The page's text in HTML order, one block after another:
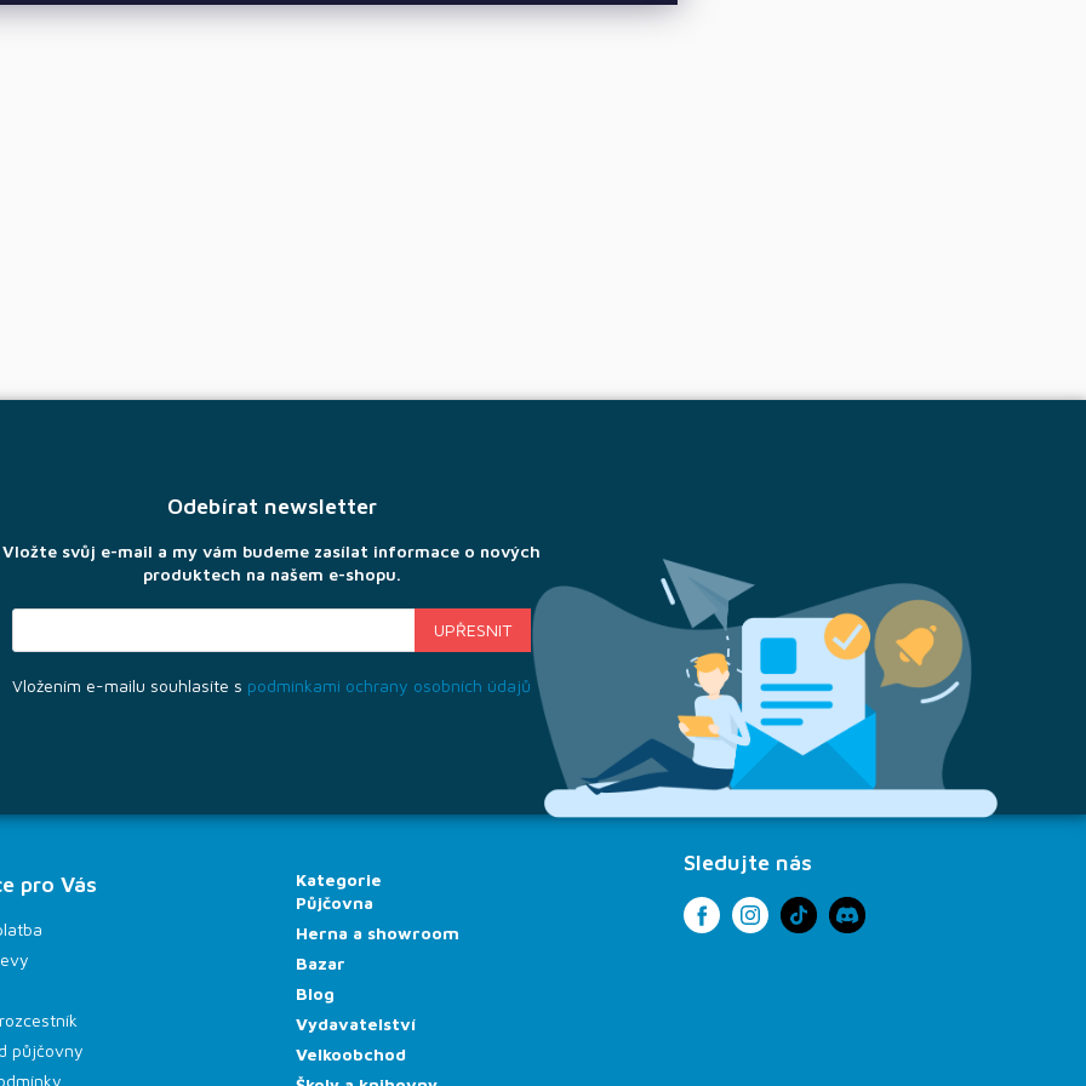
Odebírat newsletter
Vložte svůj e-mail a my vám budeme zasílat informace o nových
produktech na našem e-shopu.
Vložením e-mailu souhlasíte s podmínkami ochrany osobních údajů
pro Vás
půjčovny
Kategorie
Půjčovna
Herna a showroom
Bazar
Blog
Vydavatelství
Velkoobchod
Sledujte nás